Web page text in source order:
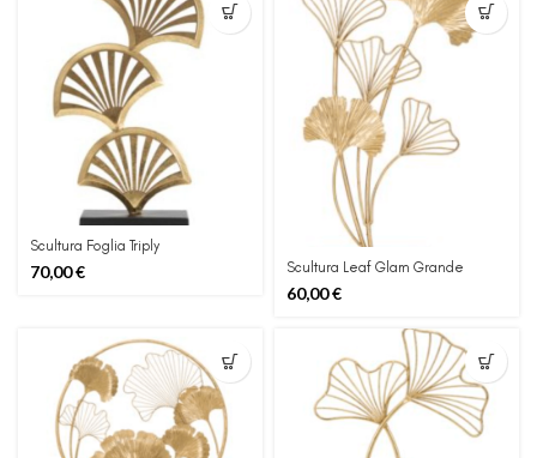
Scultura Foglia Triply
70,00€ Scultura Leaf Glam Grande
60,00€